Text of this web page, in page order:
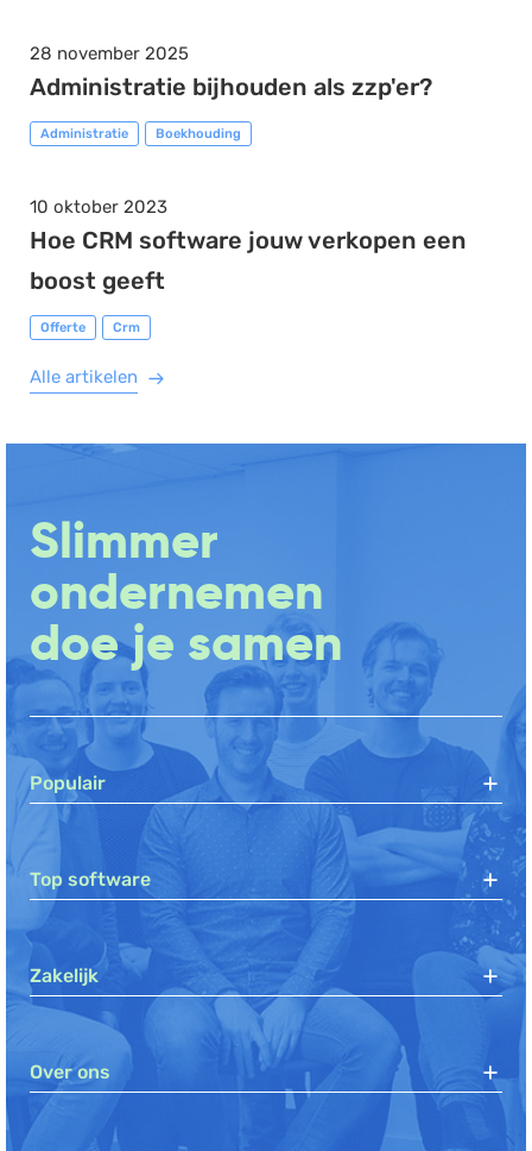
28 november 2025
Administratie bijhouden als zzp'er?
Administratie Boekhouding
10 oktober 2023
Hoe CRM software jouw verkopen een
boost geeft
Offerte Crm
Alle artikelen
Slimmer
ondernemen
doe je samen
Populair
Top software
Zakelijk
Over ons